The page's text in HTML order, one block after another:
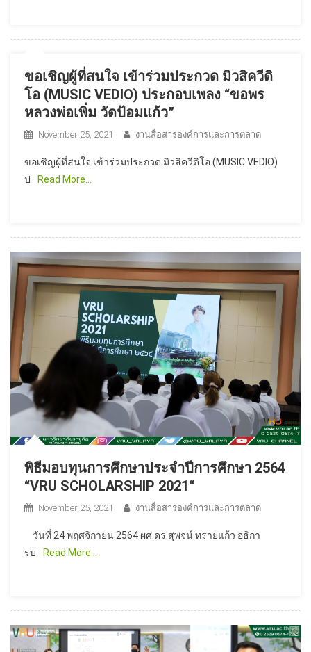
ขอเชิญผู้ที่สนใจ เข้าร่วมประกวด มิวสิควีดิ
โอ (MUSIC VEDIO) ประกอบเพลง “ขอพร
หลวงพ่อเพิ่ม วัดป้อมแก้ว”
November 25, 2021 งานสื่อสารองค์การและการตลาด
ขอเชิญผู้ที่สนใจ เข้าร่วมประกวด มิวสิควีดิโอ (MUSIC VEDIO)
ป
Read More…
พิธีมอบทุนการศึกษาประจำปีการศึกษา 2564
“VRU SCHOLARSHIP 2021“
November 25, 2021 งานสื่อสารองค์การและการตลาด
วันที่ 24 พฤศจิกายน 2564 ผศ.ดร.สุพจน์ ทรายแก้ว อธิกา
รบ
Read More…